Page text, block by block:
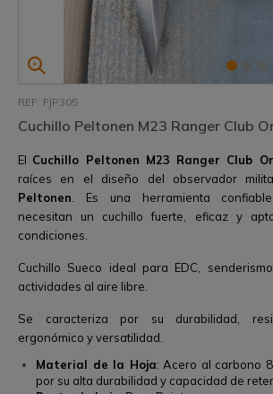
REF: FJP305
Cuchillo Peltonen M23 Ranger Club
El Cuchillo Peltonen M23 Ranger Club
raíces en el diseño del observador
Peltonen . Es una herramienta
necesitan un cuchillo fuerte, eficaz y
condiciones.
Cuchillo Sueco ideal para EDC,
actividades al aire libre.
Se caracteriza por su durabilidad,
ergonómico y versatilidad.
Material de la Hoja: Acero al carbono
por su alta durabilidad y capacidad de